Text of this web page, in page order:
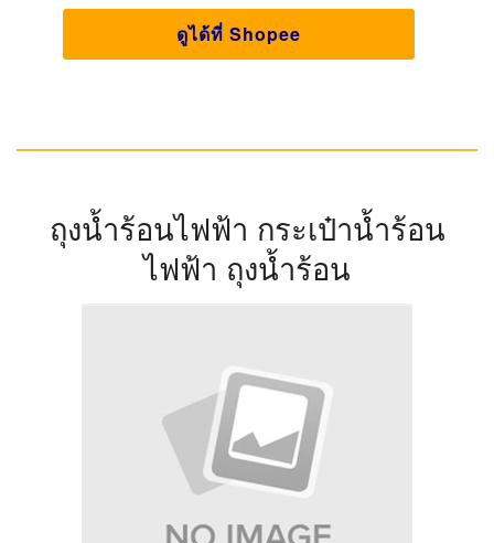
ดูได้ที่ Shopee
ถุงน้ำร้อนไฟฟ้า กระเป๋าน้ำร้อน
ไฟฟ้า ถุงน้ำร้อน